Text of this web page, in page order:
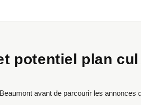
potentiel plan cul
avant de parcourir les annonces